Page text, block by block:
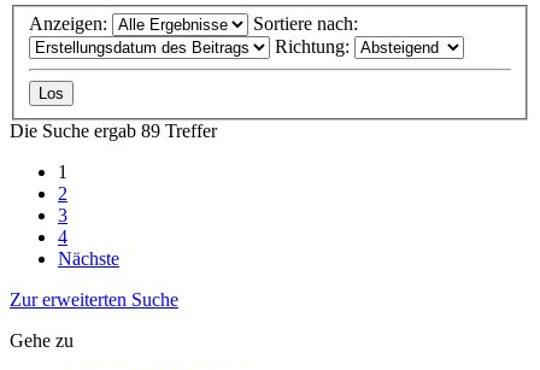
Anzeigen:
Sortiere nach:
Richtung:
Die Suche ergab 89 Treffer
1
2
3
4
Nächste
Zur erweiterten Suche
Gehe zu